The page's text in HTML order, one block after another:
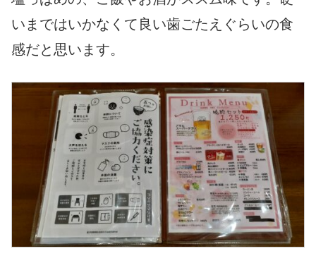
いまではいかなくて良い歯ごたえぐらいの食
感だと思います。